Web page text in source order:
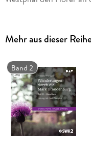
Mittenwalde bis nach
Gert Westphal1 mp3-CD
Mehr aus dieser
Band 2